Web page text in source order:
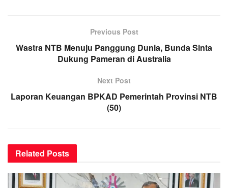
Previous Post
Wastra NTB Menuju Panggung Dunia, Bunda Sinta
Dukung Pameran di Australia
Next Post
Laporan Keuangan BPKAD Pemerintah Provinsi NTB
(50)
Related Posts